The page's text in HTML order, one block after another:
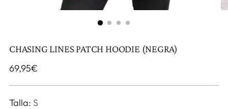
CHASING LINES PATCH HOODIE (NEGRA)
Precio
69,95€
Talla: S